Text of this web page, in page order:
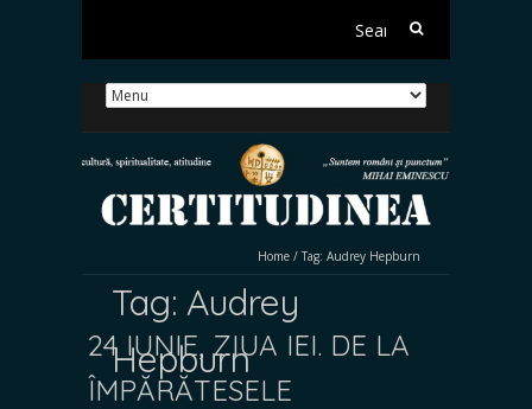
Search
Home / Tag: Audrey Hepburn
Tag: Audrey
Hepburn
24 IUNIE, ZIUA IEI. DE LA
ÎMPĂRĂTESELE